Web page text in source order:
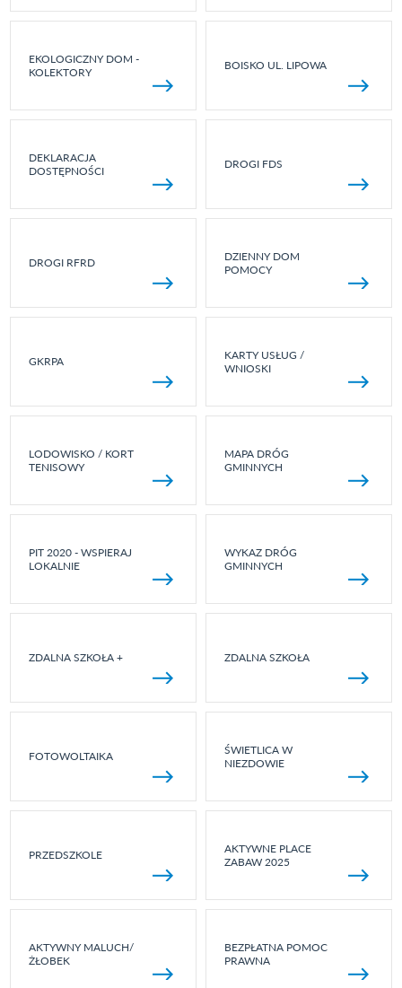
EKOLOGICZNY DOM -
KOLEKTORY
BOISKO UL. LIPOWA
DEKLARACJA
DOSTĘPNOŚCI
DROGI FDS
DROGI RFRD
DZIENNY DOM
POMOCY
GKRPA
KARTY USŁUG /
WNIOSKI
LODOWISKO / KORT
TENISOWY
MAPA DRÓG
GMINNYCH
PIT 2020 - WSPIERAJ
LOKALNIE
WYKAZ DRÓG
GMINNYCH
ZDALNA SZKOŁA + ZDALNA SZKOŁA
FOTOWOLTAIKA
ŚWIETLICA W
NIEZDOWIE
PRZEDSZKOLE
AKTYWNE PLACE
ZABAW 2025
AKTYWNY MALUCH/
ŻŁOBEK
BEZPŁATNA POMOC
PRAWNA